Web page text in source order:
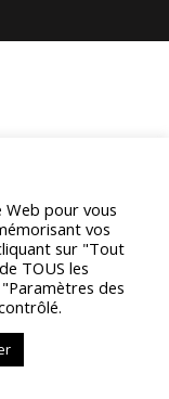
Web pour vous
vos
sur "Tout
TOUS les
des